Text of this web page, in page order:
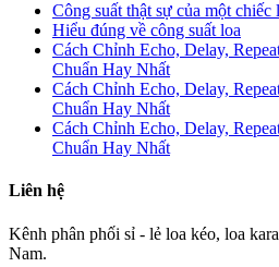
Công suất thật sự của một chiếc
Hiểu đúng về công suất loa
Cách Chỉnh Echo, Delay,
Chuẩn Hay Nhất
Cách Chỉnh Echo, Delay,
Chuẩn Hay Nhất
Cách Chỉnh Echo, Delay,
Chuẩn Hay Nhất
Liên hệ
Kênh phân phối sỉ - lẻ loa kéo, loa
Nam.